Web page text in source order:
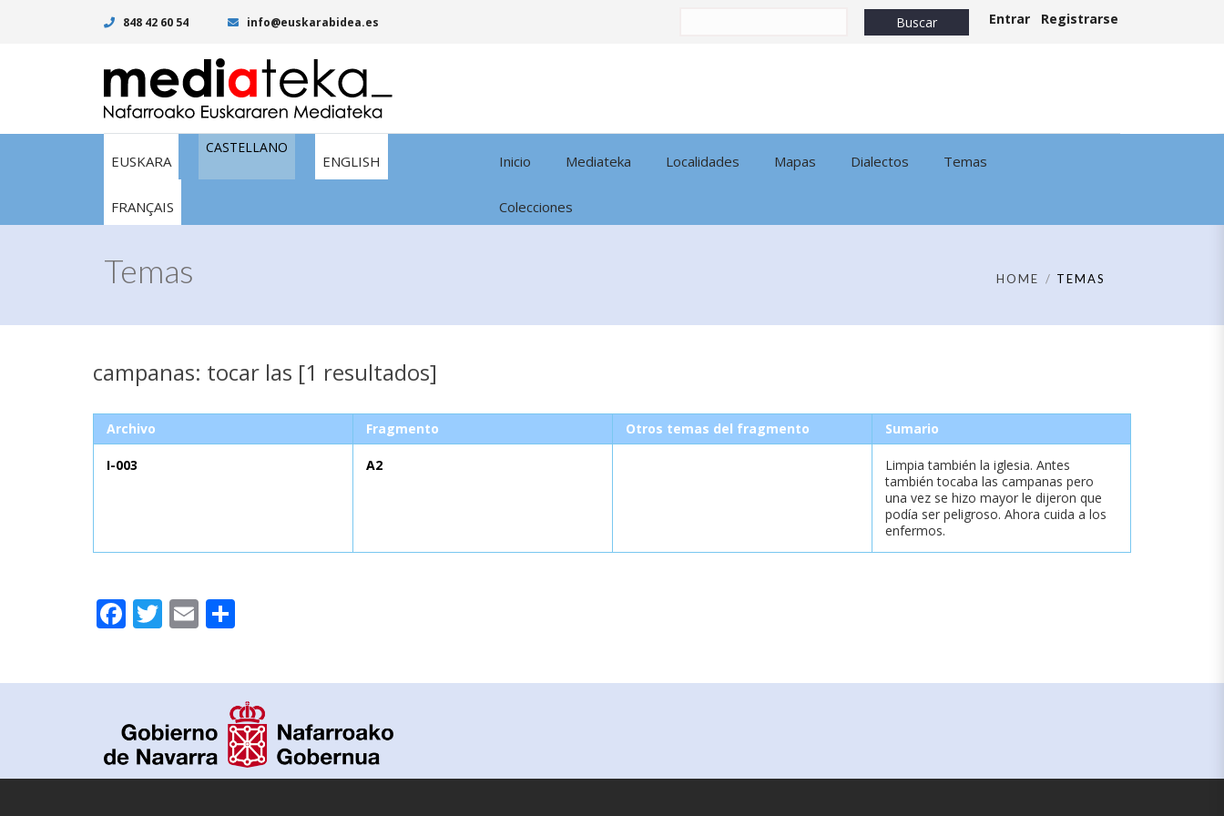
848 42 60 54 info@euskarabidea.es Entrar Registrarse
EUSKARA
CASTELLANO
ENGLISH
FRANÇAIS
Inicio Mediateka Localidades Mapas Dialectos Temas
Colecciones
Temas HOME TEMAS
campanas: tocar las [1 resultados]
Archivo Fragmento Otros temas del fragmento Sumario
I-003 A2
Limpia también la iglesia. Antes
también tocaba las campanas pero
una vez se hizo mayor le dijeron que
podía ser peligroso. Ahora cuida a los
enfermos.
Facebook
Twitter
Email